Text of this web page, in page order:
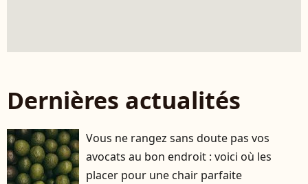
Dernières actualités
Vous ne rangez sans doute pas vos
avocats au bon endroit : voici où les
placer pour une chair parfaite